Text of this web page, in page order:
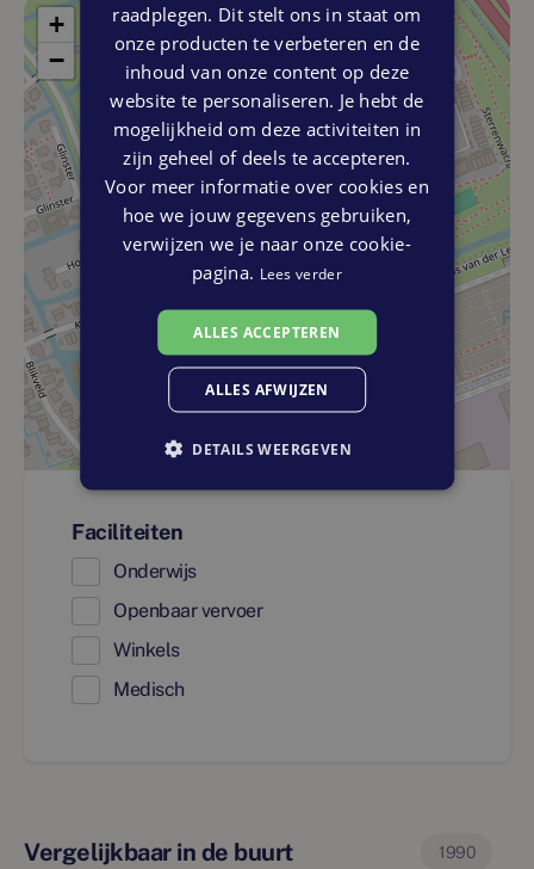
+
−
Faciliteiten
Onderwijs
Openbaar vervoer
Winkels
Medisch
Vergelijkbaar in de buurt 1990
raadplegen. Dit stelt ons in staat om
onze producten te verbeteren en de
inhoud van onze content op deze
website te personaliseren. Je hebt de
mogelijkheid om deze activiteiten in
zijn geheel of deels te accepteren.
Voor meer informatie over cookies en
hoe we jouw gegevens gebruiken,
verwijzen we je naar onze cookie-
pagina. Lees verder
ALLES ACCEPTEREN
ALLES AFWIJZEN
DETAILS WEERGEVEN